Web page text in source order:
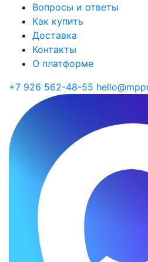
Вопросы и ответы
Как купить
Доставка
Контакты
О платформе
+7 926 562-48-55